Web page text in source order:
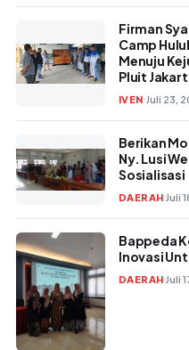
Firman
Camp
Menuju
Pluit
IVEN Juli 23,
Berikan
Ny. Lusi
Sosialisasi
DAERAH Juli
Bappeda
Inovasi
DAERAH Juli